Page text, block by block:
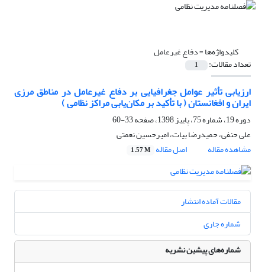
کلیدواژه‌ها =دفاع غیرعامل
تعداد مقالات: 1
ارزیابی تأثیر عوامل جغرافیایی بر دفاع غیرعامل در مناطق مرزی
ایران و افغانستان ( با تأکید بر مکان‌یابی مراکز نظامی )
دوره 19، شماره 75، پاییز 1398، صفحه
33-60
علی حنفی، حمیدرضا بیات، امیرحسین نعمتی
مشاهده مقاله
اصل مقاله 1.57 M
مقالات آماده انتشار
شماره جاری
شماره‌های پیشین نشریه